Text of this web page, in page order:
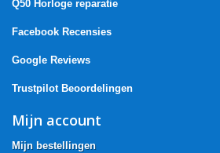
Q50 Horloge reparatie
Facebook Recensies
Google Reviews
Trustpilot Beoordelingen
Mijn account
Mijn bestellingen